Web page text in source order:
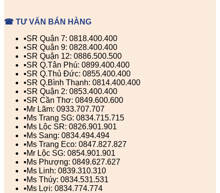
☎ TƯ VẤN BÁN HÀNG
▪️SR Quận 7: 0818.400.400
▪️SR Quận 9: 0828.400.400
▪️SR Quận 12: 0886.500.500
▪️SR Q.Tân Phú: 0899.400.400
▪️SR Q.Thủ Đức: 0855.400.400
▪️SR Q.Bình Thạnh: 0814.400.400
▪️SR Quận 2: 0853.400.400
▪️SR Cần Thơ: 0849.600.600
▪️Mr Lãm: 0933.707.707
▪️Ms Trang SG: 0834.715.715
▪️Ms Lộc SR: 0826.901.901
▪️Ms Sang: 0834.494.494
▪️Ms Trang Eco: 0847.827.827
▪️Mr Lộc SG: 0854.901.901
▪️Ms Phượng: 0849.627.627
▪️Ms Linh: 0839.310.310
▪️Ms Thúy: 0834.531.531
▪️Ms Lợi: 0834.774.774